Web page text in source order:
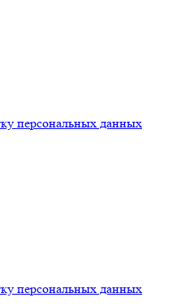
персональных данных
персональных данных